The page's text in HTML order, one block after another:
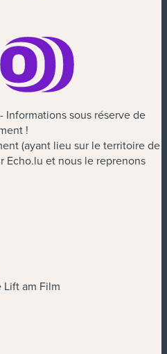
sous réserve de
!
(ayant lieu sur le territoire de
Echo.lu et nous le reprenons
Lift am Film